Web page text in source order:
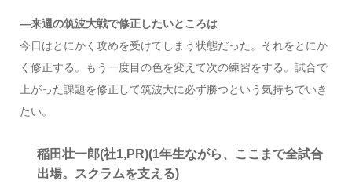
―来週の筑波大戦で修正したいところは
今日はとにかく攻めを受けてしまう状態だった。それをとにか
く修正する。もう一度目の色を変えて次の練習をする。試合で
上がった課題を修正して筑波大に必ず勝つという気持ちでいき
たい。
稲田壮一郎(社1,PR)(1年生ながら、ここまで全試合
出場。スクラムを支える)